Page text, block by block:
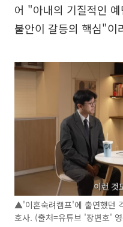
어 "아내의 기질적인
불안이 갈등의 핵심"이
▲'이혼숙려캠프'에 출연했던
호사. (출처=유튜브 '장변호'